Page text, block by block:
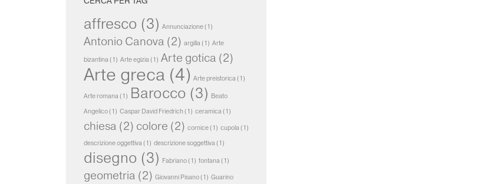
affresco (3) Annunciazione(1)
Antonio Canova (2) argilla(1) Arte
bizantina(1) Arte egizia(1) Arte gotica (2)
Arte greca (4) Arte preistorica(1)
Arte romana(1) Barocco (3)
Beato
Angelico(1) Caspar David Friedrich (1) ceramica(1)
chiesa (2) colore (2) cornice(1) cupola(1)
descrizione oggettiva(1) descrizione soggettiva(1)
disegno (3) Fabriano(1) fontana(1)
geometria (2) Giovanni Pisano(1) Guarino